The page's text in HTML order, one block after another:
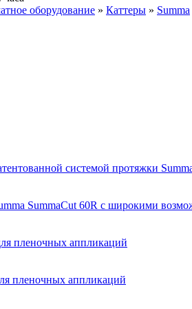
оборудование » Каттеры » Summa
системой протяжки
SummaCut 60R c широкими
пленочных аппликаций
пленочных аппликаций